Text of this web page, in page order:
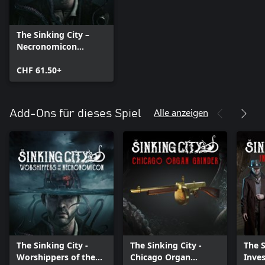
The Sinking City –
Necronomicon
CHF 61.50+
Add-Ons für dieses Spiel Alle anzeigen
The Sinking City -
Worshippers of the
The Sinking City -
Chicago Organ
The